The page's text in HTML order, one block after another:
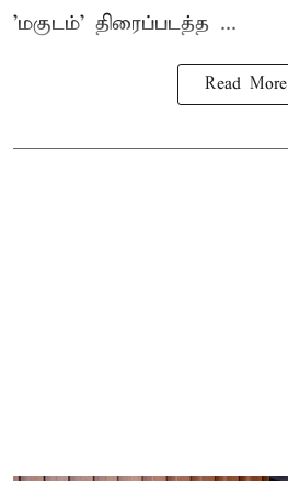
'மகுடம்' திரைப்படத்த ...
Read More